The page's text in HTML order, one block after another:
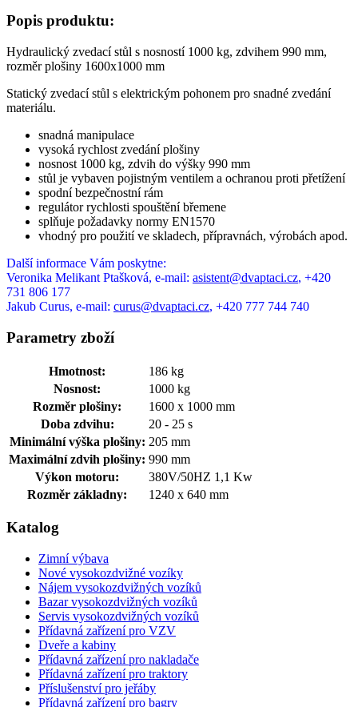
Popis produktu:
Hydraulický zvedací stůl s nosností 1000 kg, zdvihem 990 mm,
rozměr plošiny 1600x1000 mm
Statický zvedací stůl s elektrickým pohonem pro snadné zvedání
materiálu.
snadná manipulace
vysoká rychlost zvedání plošiny
nosnost 1000 kg, zdvih do výšky 990 mm
stůl je vybaven pojistným ventilem a ochranou proti přetížení
spodní bezpečnostní rám
regulátor rychlosti spouštění břemene
splňuje požadavky normy EN1570
vhodný pro použití ve skladech, přípravnách, výrobách apod.
Další informace Vám poskytne:
Veronika Melikant Ptašková, e-mail: asistent@dvaptaci.cz, +420
731 806 177
Jakub Curus, e-mail: curus@dvaptaci.cz, +420 777 744 740
Parametry zboží
Hmotnost:
186 kg
Nosnost:
1000 kg
Rozměr plošiny:
1600 x 1000 mm
Doba zdvihu:
20 - 25 s
Minimální výška plošiny: 205 mm
Maximální zdvih plošiny: 990 mm
Výkon motoru:
380V/50HZ 1,1 Kw
Rozměr základny:
1240 x 640 mm
Katalog
Zimní výbava
Nové vysokozdvižné vozíky
Nájem vysokozdvižných vozíků
Bazar vysokozdvižných vozíků
Servis vysokozdvižných vozíků
Přídavná zařízení pro VZV
Dveře a kabiny
Přídavná zařízení pro nakladače
Přídavná zařízení pro traktory
Příslušenství pro jeřáby
Přídavná zařízení pro bagry